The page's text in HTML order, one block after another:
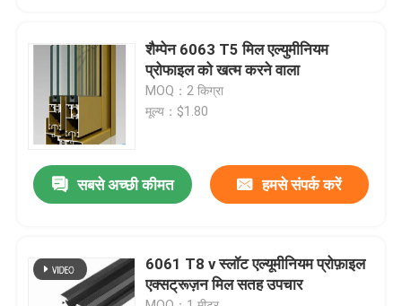
संपर्क करें
एक उद्धरण की विनती करे
औद्योगिक एल्यूमीनियम प्रोफ़ाइल
V स्लॉट एल्यूमीनियम प्रोफ़ाइल
शैम्पेन 6063 T5 मिल एल्युमीनियम
प्रोफाइल को खत्म करने वाला
MOQ：2 किग्रा
मूल्य：$1.80
सबसे अच्छी कीमत हमसे संपर्क करें
6061 T8 v स्लॉट एल्यूमीनियम प्रोफ़ाइल
एक्सट्रूज़न मिल सतह उपचार